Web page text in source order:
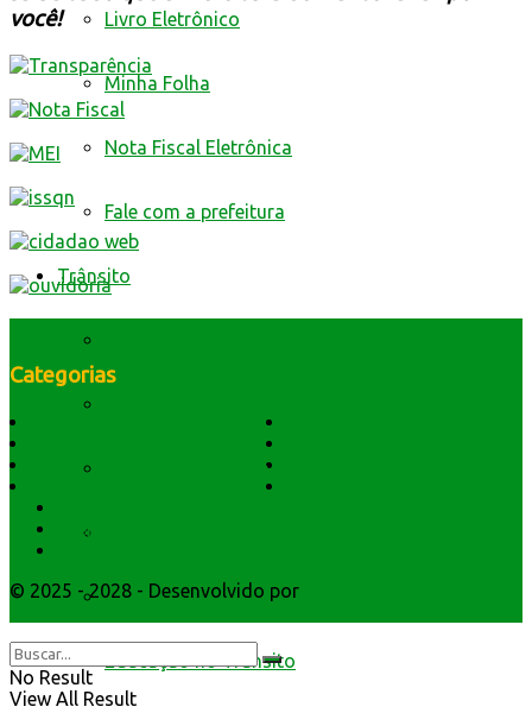
Livro Eletrônico
Minha Folha
Nota Fiscal Eletrônica
Fale com a prefeitura
Trânsito
Requerimento para Cartão de Autista
Formulários de defesa
Educação no Trânsito
você!
Categorias
Lei Orgânica
Atendimento
© 2025 - 2028 - Desenvolvido por
No Result
View All Result